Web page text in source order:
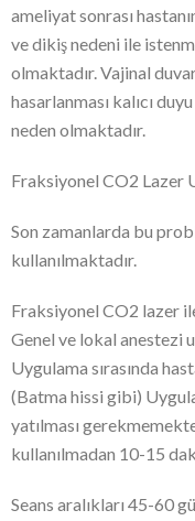
ameliyat sonrası
ve dikiş nedeni ile
olmaktadır. Vajinal
hasarlanması kalıcı
neden olmaktadır.
Fraksiyonel CO2 Lazer
Son zamanlarda bu
kullanılmaktadır.
Fraksiyonel CO2 lazer
Genel ve lokal anestezi
Uygulama sırasında
(Batma hissi gibi)
yatılması
kullanılmadan 10-15
Seans aralıkları 45-60